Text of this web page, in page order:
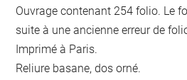
Ouvrage contenant 254 folio. Le
suite à une ancienne erreur de
Imprimé à Paris.
Reliure basane, dos orné.